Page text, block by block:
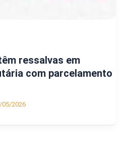
ressalvas em
com parcelamento
05/2026